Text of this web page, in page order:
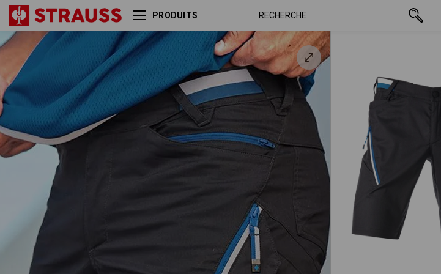
PRODUITS
Short à poches multiples
e.s.ambition
bleu
gentiane
56